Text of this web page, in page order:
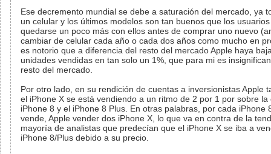
Ese decremento mundial se debe a saturación del mercado, ya
un celular y los últimos modelos son tan buenos que los
quedarse un poco más con ellos antes de comprar uno nuevo
cambiar de celular cada año o cada dos años como mucho en
es notorio que a diferencia del resto del mercado Apple haya
unidades vendidas en tan solo un 1%, que para mi es
resto del mercado.
Por otro lado, en su rendición de cuentas a inversionistas Apple
el iPhone X se está vendiendo a un ritmo de 2 por 1 por sobre la
iPhone 8 y el iPhone 8 Plus. En otras palabras, por cada iPhone
vende, Apple vender dos iPhone X, lo que va en contra de la
mayoría de analistas que predecían que el iPhone X se iba a
iPhone 8/Plus debido a su precio.